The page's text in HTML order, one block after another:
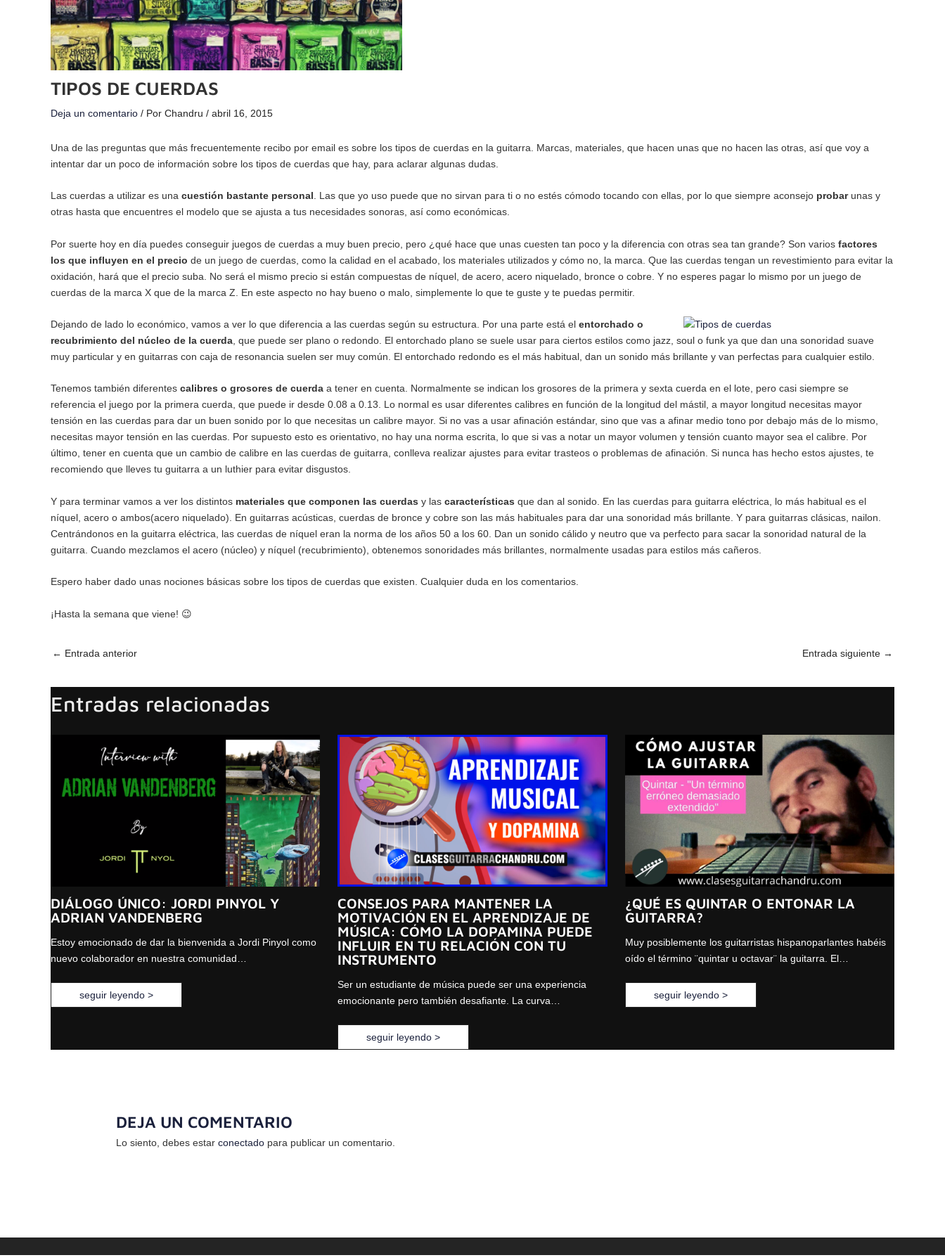
TIPOS DE CUERDAS
Deja un comentario / Por Chandru / abril 16, 2015
Una de las preguntas que más frecuentemente recibo por email es sobre los tipos de cuerdas en la guitarra. Marcas, materiales, que hacen unas que no hacen las otras, así que voy a
intentar dar un poco de información sobre los tipos de cuerdas que hay, para aclarar algunas dudas.
Las cuerdas a utilizar es una cuestión bastante personal . Las que yo uso puede que no sirvan para ti o no estés cómodo tocando con ellas, por lo que siempre aconsejo probarunas y
otras hasta que encuentres el modelo que se ajusta a tus necesidades sonoras, así como económicas.
Por suerte hoy en día puedes conseguir juegos de cuerdas a muy buen precio, pero ¿qué hace que unas cuesten tan poco y la diferencia con otras sea tan grande? Son varios factores
los que influyen en el precio de un juego de cuerdas, como la calidad en el acabado, los materiales utilizados y cómo no, la marca. Que las cuerdas tengan un revestimiento para evitar la
oxidación, hará que el precio suba. No será el mismo precio si están compuestas de níquel, de acero, acero niquelado, bronce o cobre. Y no esperes pagar lo mismo por un juego de
cuerdas de la marca X que de la marca Z. En este aspecto no hay bueno o malo, simplemente lo que te guste y te puedas permitir.
Dejando de lado lo económico, vamos a ver lo que diferencia a las cuerdas según su estructura. Por una parte está el entorchado o
recubrimiento del núcleo de la cuerda , que puede ser plano o redondo. El entorchado plano se suele usar para ciertos estilos como jazz, soul o funk ya que dan una sonoridad suave
muy particular y en guitarras con caja de resonancia suelen ser muy común. El entorchado redondo es el más habitual, dan un sonido más brillante y van perfectas para cualquier estilo.
Tenemos también diferentes calibres o grosores de cuerda a tener en cuenta. Normalmente se indican los grosores de la primera y sexta cuerda en el lote, pero casi siempre se
referencia el juego por la primera cuerda, que puede ir desde 0.08 a 0.13. Lo normal es usar diferentes calibres en función de la longitud del mástil, a mayor longitud necesitas mayor
tensión en las cuerdas para dar un buen sonido por lo que necesitas un calibre mayor. Si no vas a usar afinación estándar, sino que vas a afinar medio tono por debajo más de lo mismo,
necesitas mayor tensión en las cuerdas. Por supuesto esto es orientativo, no hay una norma escrita, lo que si vas a notar un mayor volumen y tensión cuanto mayor sea el calibre. Por
último, tener en cuenta que un cambio de calibre en las cuerdas de guitarra, conlleva realizar ajustes para evitar trasteos o problemas de afinación. Si nunca has hecho estos ajustes, te
recomiendo que lleves tu guitarra a un luthier para evitar disgustos.
Y para terminar vamos a ver los distintos materiales que componen las cuerdas y las características que dan al sonido. En las cuerdas para guitarra eléctrica, lo más habitual es el
níquel, acero o ambos(acero niquelado). En guitarras acústicas, cuerdas de bronce y cobre son las más habituales para dar una sonoridad más brillante. Y para guitarras clásicas, nailon.
Centrándonos en la guitarra eléctrica, las cuerdas de níquel eran la norma de los años 50 a los 60. Dan un sonido cálido y neutro que va perfecto para sacar la sonoridad natural de la
guitarra. Cuando mezclamos el acero (núcleo) y níquel (recubrimiento), obtenemos sonoridades más brillantes, normalmente usadas para estilos más cañeros.
Espero haber dado unas nociones básicas sobre los tipos de cuerdas que existen. Cualquier duda en los comentarios.
¡Hasta la semana que viene! 😉
← Entrada anterior Entrada siguiente →
Entradas relacionadas
DIÁLOGO ÚNICO: JORDI PINYOL Y
ADRIAN VANDENBERG
Estoy emocionado de dar la bienvenida a Jordi Pinyol como
nuevo colaborador en nuestra comunidad…
seguir leyendo >
CONSEJOS PARA MANTENER LA
MOTIVACIÓN EN EL APRENDIZAJE DE
MÚSICA: CÓMO LA DOPAMINA PUEDE
INFLUIR EN TU RELACIÓN CON TU
INSTRUMENTO
Ser un estudiante de música puede ser una experiencia
emocionante pero también desafiante. La curva…
seguir leyendo >
¿QUÉ ES QUINTAR O ENTONAR LA
GUITARRA?
Muy posiblemente los guitarristas hispanoparlantes habéis
oído el término ¨quintar u octavar¨ la guitarra. El…
seguir leyendo >
DEJA UN COMENTARIO
Lo siento, debes estarconectado para publicar un comentario.